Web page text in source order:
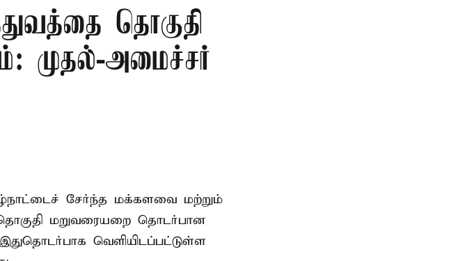
தொகுதி
முதல்-அமைச்சர்
சேர்ந்த மக்களவை மற்றும்
மறுவரையறை தொடர்பான
வெளியிடப்பட்டுள்ள